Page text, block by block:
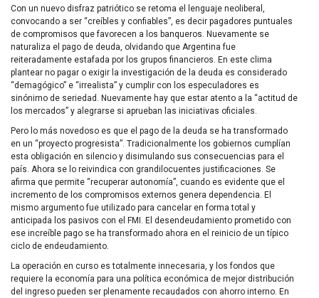
Con un nuevo disfraz patriótico se retoma el lenguaje neoliberal,
convocando a ser “creíbles y confiables”, es decir pagadores puntuales
de compromisos que favorecen a los banqueros. Nuevamente se
naturaliza el pago de deuda, olvidando que Argentina fue
reiteradamente estafada por los grupos financieros. En este clima
plantear no pagar o exigir la investigación de la deuda es considerado
“demagógico” e “irrealista” y cumplir con los especuladores es
sinónimo de seriedad. Nuevamente hay que estar atento a la “actitud de
los mercados” y alegrarse si aprueban las iniciativas oficiales.
Pero lo más novedoso es que el pago de la deuda se ha transformado
en un “proyecto progresista”. Tradicionalmente los gobiernos cumplían
esta obligación en silencio y disimulando sus consecuencias para el
país. Ahora se lo reivindica con grandilocuentes justificaciones. Se
afirma que permite “recuperar autonomía”, cuando es evidente que el
incremento de los compromisos externos genera dependencia. El
mismo argumento fue utilizado para cancelar en forma total y
anticipada los pasivos con el FMI . El desendeudamiento prometido con
ese increíble pago se ha transformado ahora en el reinicio de un típico
ciclo de endeudamiento.
La operación en curso es totalmente innecesaria, y los fondos que
requiere la economía para una política económica de mejor distribución
del ingreso pueden ser plenamente recaudados con ahorro interno. En